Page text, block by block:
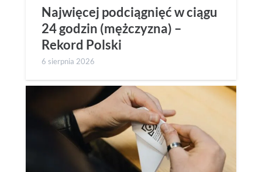
Najwięcej podciągnięć w ciągu
24 godzin (mężczyzna) –
Rekord Polski
6 sierpnia 2026